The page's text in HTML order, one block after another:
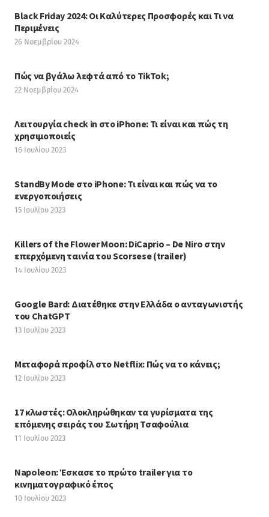
Black Friday 2024: Οι Καλύτερες Προσφορές και Τι να
Περιμένεις
26 Νοεμβρίου 2024
Πώς να βγάλω λεφτά από το TikTok;
22 Νοεμβρίου 2024
Λειτουργία check in στο iPhone: Τι είναι και πώς τη
χρησιμοποιείς
16 Ιουλίου 2023
StandBy Mode στο iPhone: Τι είναι και πώς να το
ενεργοποιήσεις
15 Ιουλίου 2023
Killers of the Flower Moon: DiCaprio – De Niro στην
επερχόμενη ταινία του Scorsese (trailer)
14 Ιουλίου 2023
Google Bard: Διατέθηκε στην Ελλάδα ο ανταγωνιστής
του ChatGPT
13 Ιουλίου 2023
Μεταφορά προφίλ στο Netflix: Πώς να το κάνεις;
12 Ιουλίου 2023
17 κλωστές: Ολοκληρώθηκαν τα γυρίσματα της
επόμενης σειράς του Σωτήρη Τσαφούλια
11 Ιουλίου 2023
Napoleon: Έσκασε το πρώτο trailer για το
κινηματογραφικό έπος
10 Ιουλίου 2023